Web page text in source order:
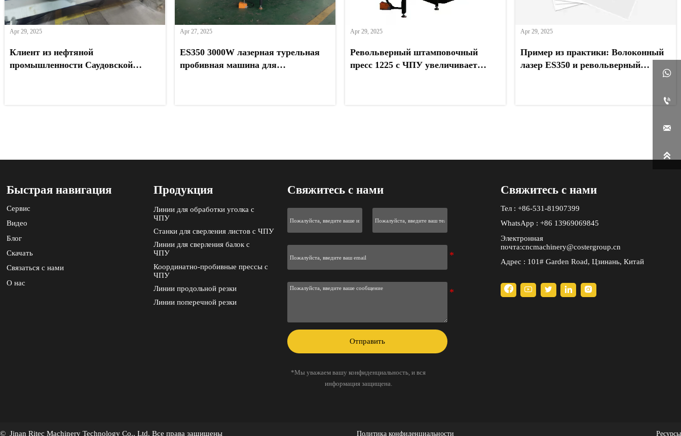
Apr 29, 2025
Клиент из нефтяной
промышленности Саудовской
Apr 27, 2025
ES350 3000W лазерная турельная
пробивная машина для
Apr 29, 2025
Револьверный штамповочный
пресс 1225 с ЧПУ увеличивает
Apr 29, 2025
Пример из практики: Волоконный
лазер ES350 и револьверный
Быстрая навигация
Сервис
Видео
Блог
Скачать
Связаться с нами
О нас
Продукция
Линии для обработки уголка с
ЧПУ
Станки для сверления листов с ЧПУ
Линии для сверления балок с
ЧПУ
Координатно-пробивные прессы с
ЧПУ
Линии продольной резки
Линии поперечной резки
Свяжитесь с нами
Отправить
*Мы уважаем вашу конфиденциальность, и вся
информация защищена.
Свяжитесь с нами
Тел : +86-531-81907399
WhatsApp : +86 13969069845
Электронная
почта:cncmachinery@costergroup.cn
Адрес : 101# Garden Road, Цзинань, Китай
    
© Jinan Ritec Machinery Technology Co., Ltd. Все права защищены Политика конфиденциальности Ресурсы



